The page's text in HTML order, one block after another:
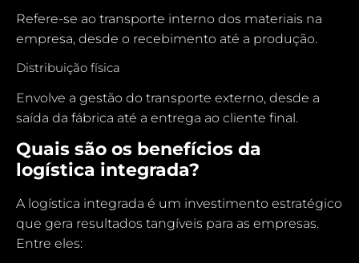
Refere-se ao transporte interno dos materiais na
empresa, desde o recebimento até a produção.
Distribuição física
Envolve a gestão do transporte externo, desde a
saída da fábrica até a entrega ao cliente final.
Quais são os benefícios da
logística integrada?
A logística integrada é um investimento estratégico
que gera resultados tangíveis para as empresas.
Entre eles: